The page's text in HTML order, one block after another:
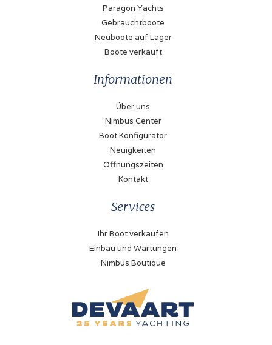
Paragon Yachts
Gebrauchtboote
Neuboote auf Lager
Boote verkauft
Informationen
Über uns
Nimbus Center
Boot Konfigurator
Neuigkeiten
Öffnungszeiten
Kontakt
Services
Ihr Boot verkaufen
Einbau und Wartungen
Nimbus Boutique